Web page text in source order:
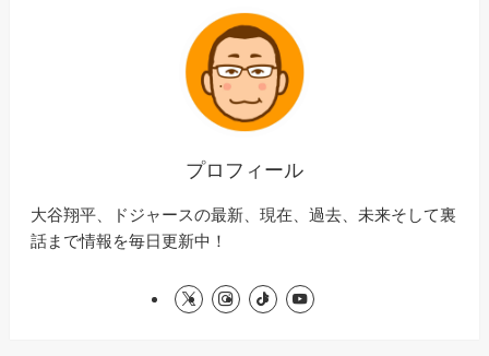
プロフィール
大谷翔平、ドジャースの最新、現在、過去、未来そして裏
話まで情報を毎日更新中！